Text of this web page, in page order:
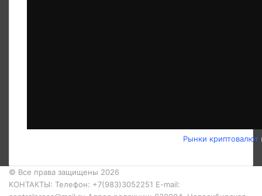
Рынки криптовалют
© Все права защищены 2026
КОНТАКТЫ: Телефон: +7(983)3052251 E-mail: